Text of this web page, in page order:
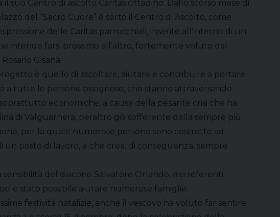
suo Centro di ascolto Caritas cittadino. Dallo scorso mese di
del “Sacro Cuore” è sorto il Centro di Ascolto, come
delle Caritas parrocchiali, inserite all’interno di un
intende farsi prossimo all’altro, fortemente voluto dal
Gisana.
è quello di ascoltare, aiutare e contribuire a portare
a tutte le persone bisognose, che stanno attraversando
economiche, a causa della pesante crisi che ha
di Valguarnera, peraltro già sofferente dalla sempre più
per la quale numerose persone sono costrette ad
un posto di lavoro, e che crea, di conseguenza, sempre
sensibilità del diacono Salvatore Orlando, dei referenti
è stato possibile aiutare numerose famiglie.
festività natalizie, anche il vescovo ha voluto far sentire